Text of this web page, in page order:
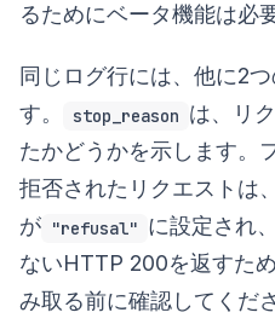
るためにベータ機能は必
同じログ行には、他に2
す。
stop_reason は、リ
たかどうかを示します。
拒否されたリクエストは、
が "refusal" に設定され
ないHTTP 200を返すため
み取る前に確認してくだ